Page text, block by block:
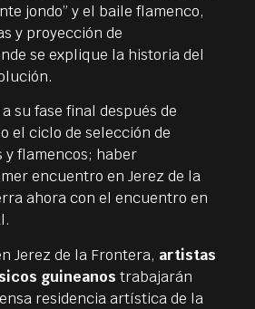
jondo” y el baile flamenco,
y proyección de
se explique la historia del
su fase final después de
el ciclo de selección de
flamencos; haber
encuentro en Jerez de la
ahora con el encuentro en
Jerez de la Frontera, artistas
guineanos trabajarán
residencia artística de la